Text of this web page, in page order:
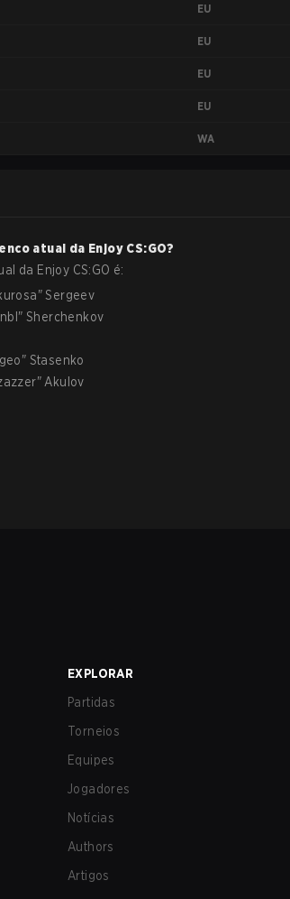
EU
EU
EU
EU
WA
atual da Enjoy CS:GO?
da Enjoy CS:GO é:
"Sergeev
nbl "Sherchenkov
" Stasenko
" Akulov
EXPLORAR
Partidas
Torneios
Equipes
Jogadores
Notícias
Authors
Artigos